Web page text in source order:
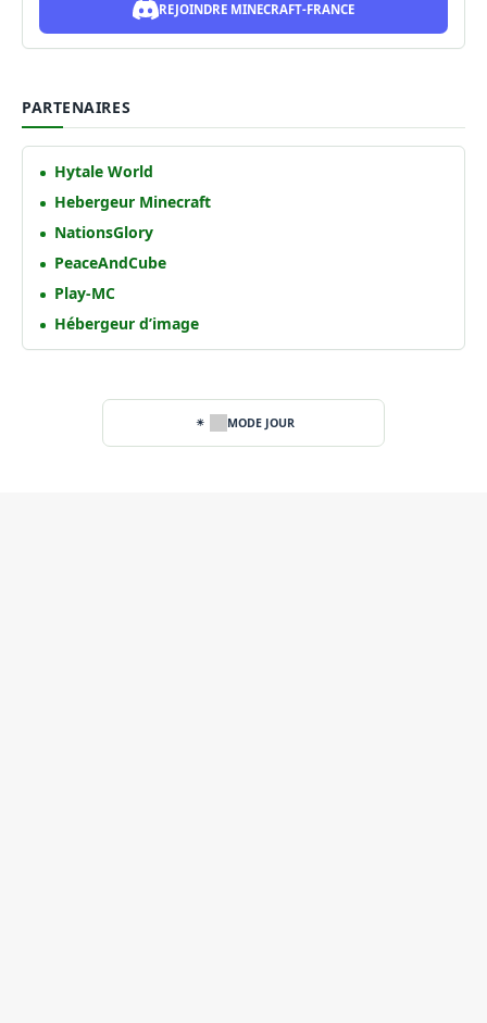
REJOINDRE MINECRAFT-FRANCE
PARTENAIRES
Hytale World
Hebergeur Minecraft
NationsGlory
PeaceAndCube
Play-MC
Hébergeur d’image
MODE JOUR